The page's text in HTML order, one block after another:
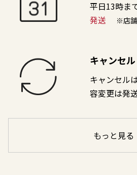
平日13時ま
発送
※店
キャンセ
キャンセル
容変更は発
もっと見る